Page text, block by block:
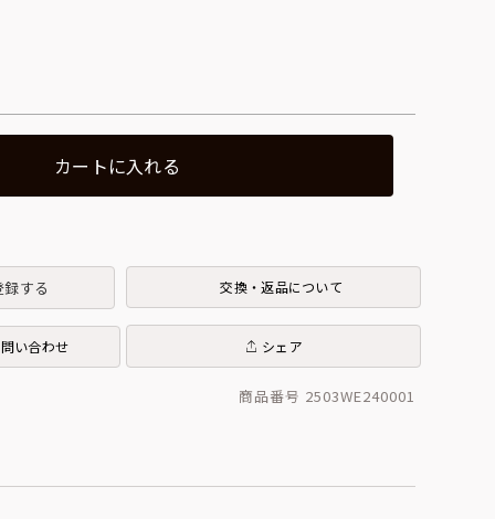
カートに入れる
する 交換・返品について
い合わせ シェア
商品番号 2503WE240001